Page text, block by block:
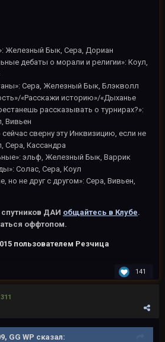
Железный Бык, Сера, Дориан
дебаты о морали и религии»: Коул,
Сера, Железный Бык, Блэкволл
«Расскажи историю»/«Дыханье
рассказывать о турнирах?»:
Вивьен
сверну эту Инквизицию, если не
Сера, Кассандра
эльф, Железный Бык, Варрик
Солас, Сера, Коул
но не друг с другом»: Сера, Вивьен,
ДАИ общайтесь в Клубе.
оффтопом.
пользователем Резчица
141
311
GG WP сказал: